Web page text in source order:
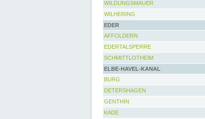
WILDUNGSMAUER
WILHERING
EDER
AFFOLDERN
EDERTALSPERRE
SCHMITTLOTHEIM
ELBE-HAVEL-KANAL
BURG
DETERSHAGEN
GENTHIN
KADE